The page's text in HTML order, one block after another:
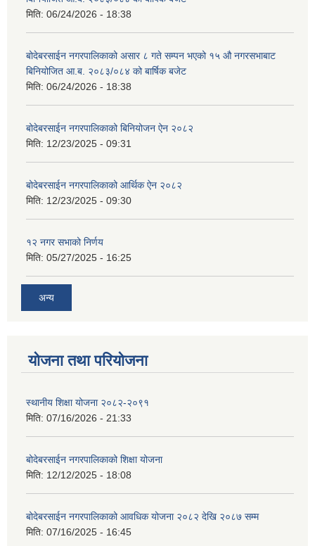
मिति: 06/24/2026 - 18:38
बोदेबरसाईन नगरपालिकाको असार ८ गते सम्पन भएको १५ ‍‍‍औ नगरसभाबाट
बिनियोजित आ.ब. २०८३/०८४ को बार्षिक बजेट
मिति: 06/24/2026 - 18:38
बोदेबरसाईन नगरपालिकाको बिनियोजन ऐन २०८२
मिति: 12/23/2025 - 09:31
बोदेबरसाईन नगरपालिकाको आर्थिक ऐन २०८२
मिति: 12/23/2025 - 09:30
१२ नगर सभाको निर्णय
मिति: 05/27/2025 - 16:25
अन्य
योजना तथा परियोजना
स्थानीय शिक्षा योजना २०८२-२०९१
मिति: 07/16/2026 - 21:33
बोदेबरसाईन नगरपालिकाको शिक्षा योजना
मिति: 12/12/2025 - 18:08
बोदेबरसाईन नगरपालिकाको आवधिक योजना २०८२ देखि २०८७ सम्म
मिति: 07/16/2025 - 16:45